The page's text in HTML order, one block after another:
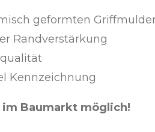
geformten
Randverstärkung
Kennzeichnung
im Baumarkt möglich!